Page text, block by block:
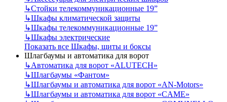
↳Стойки телекоммуникационные 19”
↳Шкафы климатической защиты
↳Шкафы телекоммуникационные 19”
↳Шкафы электрические
Показать все Шкафы, щиты и боксы
Шлагбаумы и автоматика для ворот
↳Автоматика для ворот «ALUTECH»
↳Шлагбаумы «Фантом»
↳Шлагбаумы и автоматика для ворот «AN-Motors»
↳Шлагбаумы и автоматика для ворот «CAME»